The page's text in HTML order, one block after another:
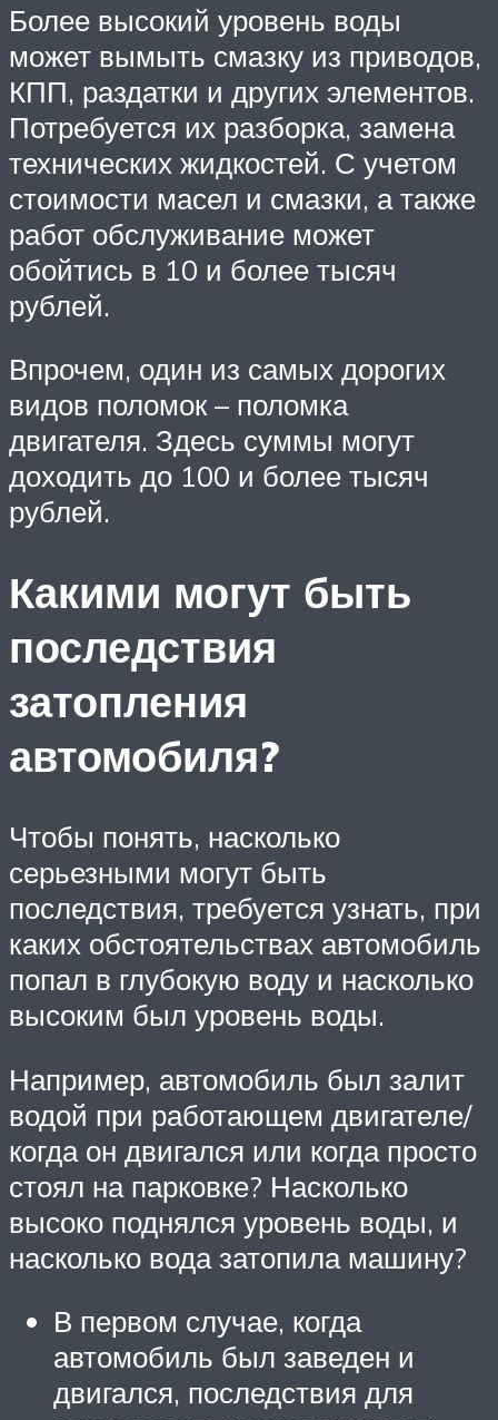
Более высокий уровень воды
может вымыть смазку из приводов,
КПП, раздатки и других элементов.
Потребуется их разборка, замена
технических жидкостей. С учетом
стоимости масел и смазки, а также
работ обслуживание может
обойтись в 10 и более тысяч
рублей.
Впрочем, один из самых дорогих
видов поломок – поломка
двигателя. Здесь суммы могут
доходить до 100 и более тысяч
рублей.
Какими могут быть
последствия
затопления
автомобиля?
Чтобы понять, насколько
серьезными могут быть
последствия, требуется узнать, при
каких обстоятельствах автомобиль
попал в глубокую воду и насколько
высоким был уровень воды.
Например, автомобиль был залит
водой при работающем двигателе/
когда он двигался или когда просто
стоял на парковке? Насколько
высоко поднялся уровень воды, и
насколько вода затопила машину?
В первом случае, когда
автомобиль был заведен и
двигался, последствия для